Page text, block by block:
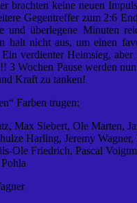
brachten keine neuen
Gegentreffer zum 2:6
und überlegene Minuten
halt nicht aus, um einen
verdienter Heimsieg,
3 Wochen Pause werden
Kraft zu tanken!
Farben trugen:
Max Siebert, Ole Marten,
Harling, Jeremy
Ole Friedrich, Pascal